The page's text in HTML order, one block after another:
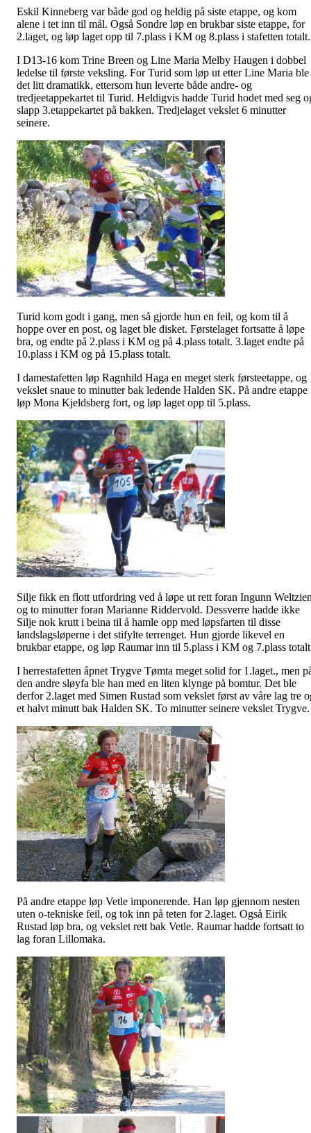
Eskil Kinneberg var både god og heldig på siste etappe, og kom
alene i tet inn til mål. Også Sondre løp en brukbar siste etappe, for
2.laget, og løp laget opp til 7.plass i KM og 8.plass i stafetten totalt.
I D13-16 kom Trine Breen og Line Maria Melby Haugen i dobbel
ledelse til første veksling. For Turid som løp ut etter Line Maria ble
det litt dramatikk, ettersom hun leverte både andre- og
tredjeetappekartet til Turid. Heldigvis hadde Turid hodet med seg
slapp 3.etappekartet på bakken. Tredjelaget vekslet 6 minutter
seinere.
Turid kom godt i gang, men så gjorde hun en feil, og kom til å
hoppe over en post, og laget ble disket. Førstelaget fortsatte å løpe
bra, og endte på 2.plass i KM og på 4.plass totalt. 3.laget endte på
10.plass i KM og på 15.plass totalt.
I damestafetten løp Ragnhild Haga en meget sterk førsteetappe, og
vekslet snaue to minutter bak ledende Halden SK. På andre etappe
løp Mona Kjeldsberg fort, og løp laget opp til 5.plass.
Silje fikk en flott utfordring ved å løpe ut rett foran Ingunn
og to minutter foran Marianne Riddervold. Dessverre hadde ikke
Silje nok krutt i beina til å hamle opp med løpsfarten til disse
landslagsløperne i det stifylte terrenget. Hun gjorde likevel en
brukbar etappe, og løp Raumar inn til 5.plass i KM og 7.plass
I herrestafetten åpnet Trygve Tømta meget solid for 1.laget., men
den andre sløyfa ble han med en liten klynge på bomtur. Det ble
derfor 2.laget med Simen Rustad som vekslet først av våre lag tre
et halvt minutt bak Halden SK. To minutter seinere vekslet Trygve.
På andre etappe løp Vetle imponerende. Han løp gjennom nesten
uten o-tekniske feil, og tok inn på teten for 2.laget. Også Eirik
Rustad løp bra, og vekslet rett bak Vetle. Raumar hadde fortsatt to
lag foran Lillomaka.